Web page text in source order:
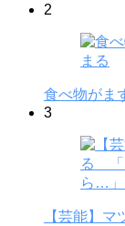
2
食べ物がま
3
【芸能】